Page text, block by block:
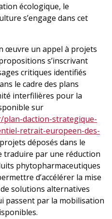
écologique, le
s’engage dans cet
œuvre un appel à projets
s’inscrivant
critiques identifiés
le cadre des plans
interfilières pour la
sur
daction-strategique-
retrait-europeen-des-
déposés dans le
traduire par une réduction
phytopharmaceutiques
d’accélérer la mise
solutions alternatives
passent par la mobilisation